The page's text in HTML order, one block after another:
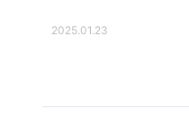
2025.01.23